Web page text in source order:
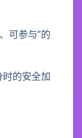
可参与”的
时的安全加